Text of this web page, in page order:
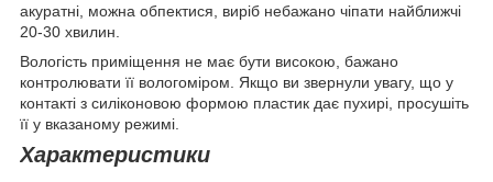
акуратні, можна обпектися, виріб небажано чіпати найближчі
20-30 хвилин.
Вологість приміщення не має бути високою, бажано
контролювати її вологоміром. Якщо ви звернули увагу, що у
контакті з силіконовою формою пластик дає пухирі, просушіть
її у вказаному режимі.
Характеристики